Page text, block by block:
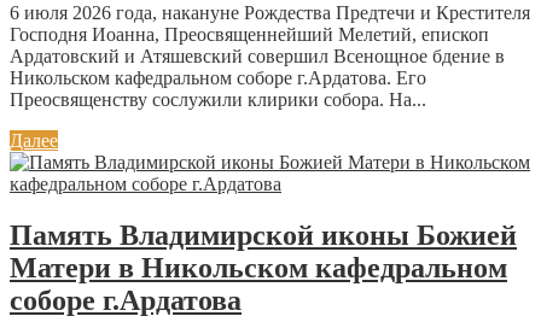
6 июля 2026 года, накануне Рождества Предтечи и Крестителя
Господня Иоанна, Преосвященнейший Мелетий, епископ
Ардатовский и Атяшевский совершил Всенощное бдение в
Никольском кафедральном соборе г.Ардатова. Его
Преосвященству сослужили клирики собора. На...
Далее
Память Владимирской иконы Божией
Матери в Никольском кафедральном
соборе г.Ардатова